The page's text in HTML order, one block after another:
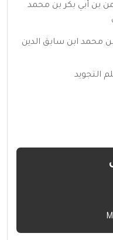
بن أبي بكر بن محمد
محمد ابن سابق الدين
التجويد